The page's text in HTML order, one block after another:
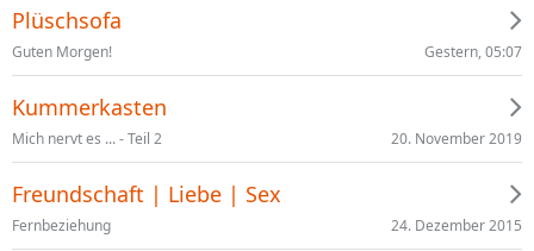
Plüschsofa
Guten Morgen! Gestern, 05:07
Kummerkasten
Mich nervt es ... - Teil 2 20. November 2019
Freundschaft | Liebe | Sex
Fernbeziehung 24. Dezember 2015